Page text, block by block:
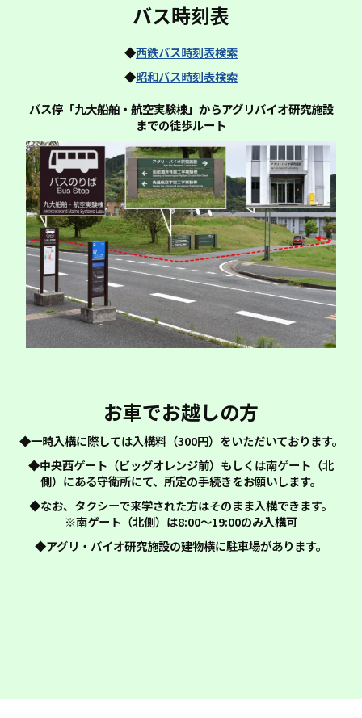
バス時刻表
◆西鉄バス時刻表検索
◆昭和バス時刻表検索
バス停「九大船舶・航空実験棟」からアグリバイオ研究施設
までの徒歩ルート
お車でお越しの方
◆一時入構に際しては入構料（300円）をいただいております。
◆中央西ゲート（ビッグオレンジ前）もしくは南ゲート（北
側）にある守衛所にて、所定の手続きをお願いします。
◆なお、タクシーで来学された方はそのまま入構できます。
※南ゲート（北側）は8:00～19:00のみ入構可
◆アグリ・バイオ研究施設の建物横に駐車場があります。